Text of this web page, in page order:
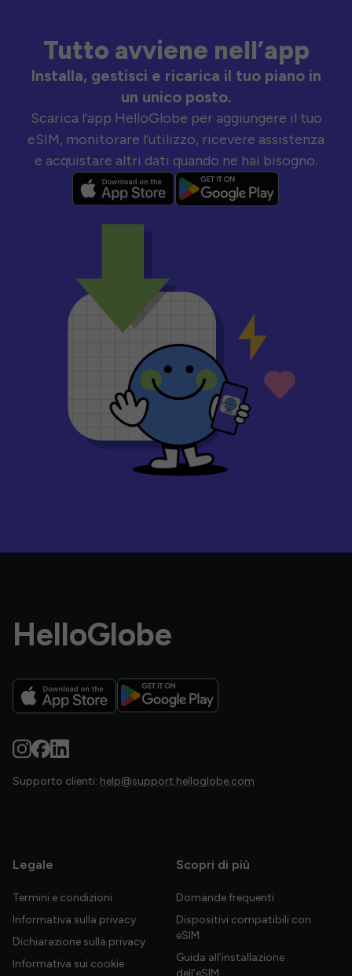
Tutto avviene nell’app
Installa, gestisci e ricarica il tuo piano in
un unico posto.
Scarica l’app HelloGlobe per aggiungere il tuo
eSIM, monitorare l’utilizzo, ricevere assistenza
e acquistare altri dati quando ne hai bisogno.
HelloGlobe
Supporto clienti: help@support.helloglobe.com
Legale
Termini e condizioni
Informativa sulla privacy
Dichiarazione sulla privacy
Informativa sui cookie
Scopri di più
Domande frequenti
Dispositivi compatibili con
eSIM
Guida all’installazione
dell’eSIM